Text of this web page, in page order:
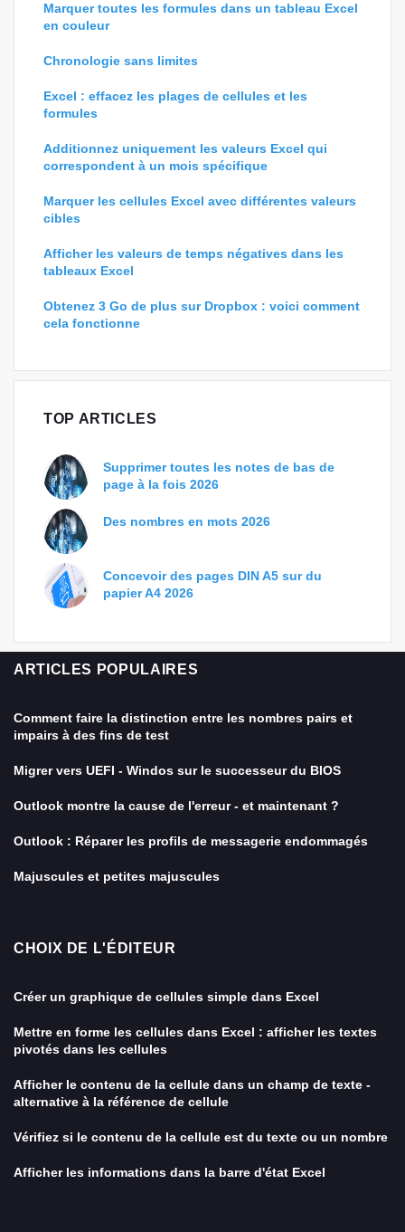
Marquer toutes les formules dans un tableau Excel
en couleur
Chronologie sans limites
Excel : effacez les plages de cellules et les
formules
Additionnez uniquement les valeurs Excel qui
correspondent à un mois spécifique
Marquer les cellules Excel avec différentes valeurs
cibles
Afficher les valeurs de temps négatives dans les
tableaux Excel
Obtenez 3 Go de plus sur Dropbox : voici comment
cela fonctionne
TOP ARTICLES
Supprimer toutes les notes de bas de
page à la fois 2026
Des nombres en mots 2026
Concevoir des pages DIN A5 sur du
papier A4 2026
ARTICLES POPULAIRES
Comment faire la distinction entre les nombres pairs et
impairs à des fins de test
Migrer vers UEFI - Windos sur le successeur du BIOS
Outlook montre la cause de l'erreur - et maintenant ?
Outlook : Réparer les profils de messagerie endommagés
Majuscules et petites majuscules
CHOIX DE L'ÉDITEUR
Créer un graphique de cellules simple dans Excel
Mettre en forme les cellules dans Excel : afficher les textes
pivotés dans les cellules
Afficher le contenu de la cellule dans un champ de texte -
alternative à la référence de cellule
Vérifiez si le contenu de la cellule est du texte ou un nombre
Afficher les informations dans la barre d'état Excel